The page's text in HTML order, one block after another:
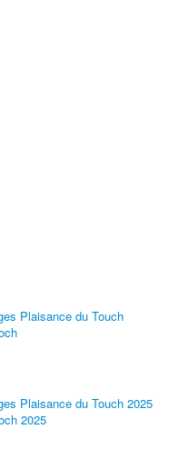
Plaisance du Touch
Plaisance du Touch 2025
2025